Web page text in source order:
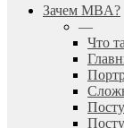
search
Menu
Зачем MBA?
—
Что